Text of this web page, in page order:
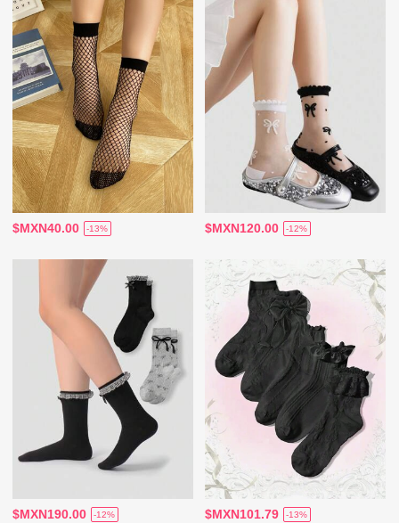
$MXN40.00 -13% $MXN120.00 -12%
$MXN190.00 -12% $MXN101.79 -13%